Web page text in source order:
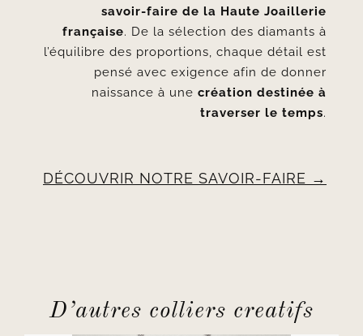
savoir-faire de la Haute Joaillerie
française. De la sélection des diamants à
l’équilibre des proportions, chaque détail est
pensé avec exigence afin de donner
naissance à unecréation destinée à
traverser le temps.
DÉCOUVRIR NOTRE SAVOIR-FAIRE
D’autres colliers creatifs